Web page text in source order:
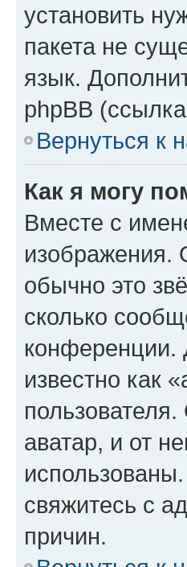
установить
пакета не
язык.
phpBB
Вернуться к
Как я могу
Вместе с
изображения.
обычно это
сколько
конференции.
известно как
аватар, и от
свяжитесь с
причин.